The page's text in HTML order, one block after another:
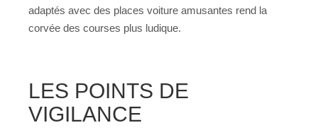
adaptés avec des places voiture amusantes rend la
corvée des courses plus ludique.
LES POINTS DE
VIGILANCE